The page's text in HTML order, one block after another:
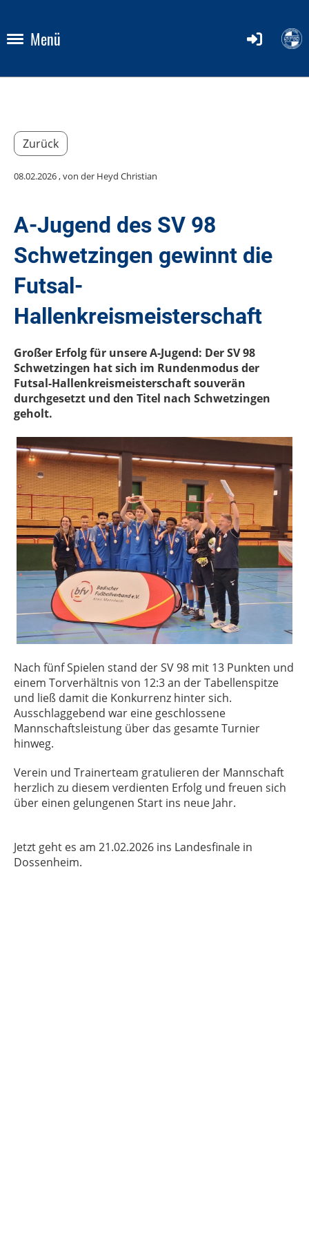
Menü
Zurück
08.02.2026, von der Heyd Christian
A-Jugend des SV 98
Schwetzingen gewinnt die
Futsal-
Hallenkreismeisterschaft
Großer Erfolg für unsere A-Jugend: Der SV 98
Schwetzingen hat sich im Rundenmodus der
Futsal-Hallenkreismeisterschaft souverän
durchgesetzt und den Titel nach Schwetzingen
geholt.
Nach fünf Spielen stand der SV 98 mit 13 Punkten und
einem Torverhältnis von 12:3 an der Tabellenspitze
und ließ damit die Konkurrenz hinter sich.
Ausschlaggebend war eine geschlossene
Mannschaftsleistung über das gesamte Turnier
hinweg.
Verein und Trainerteam gratulieren der Mannschaft
herzlich zu diesem verdienten Erfolg und freuen sich
über einen gelungenen Start ins neue Jahr.
Jetzt geht es am 21.02.2026 ins Landesfinale in
Dossenheim.